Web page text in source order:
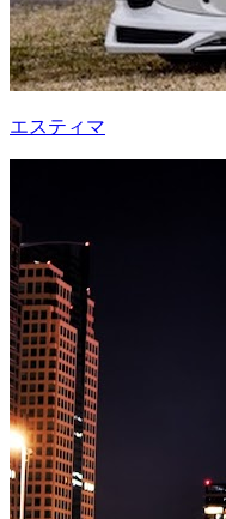
エスティマ